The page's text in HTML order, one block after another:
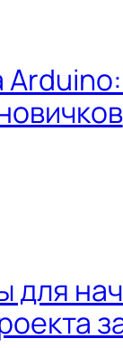
для